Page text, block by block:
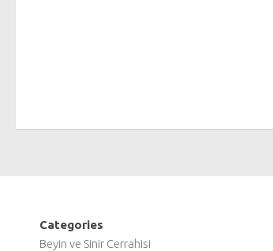
Categories
Beyin ve Sinir Cerrahisi